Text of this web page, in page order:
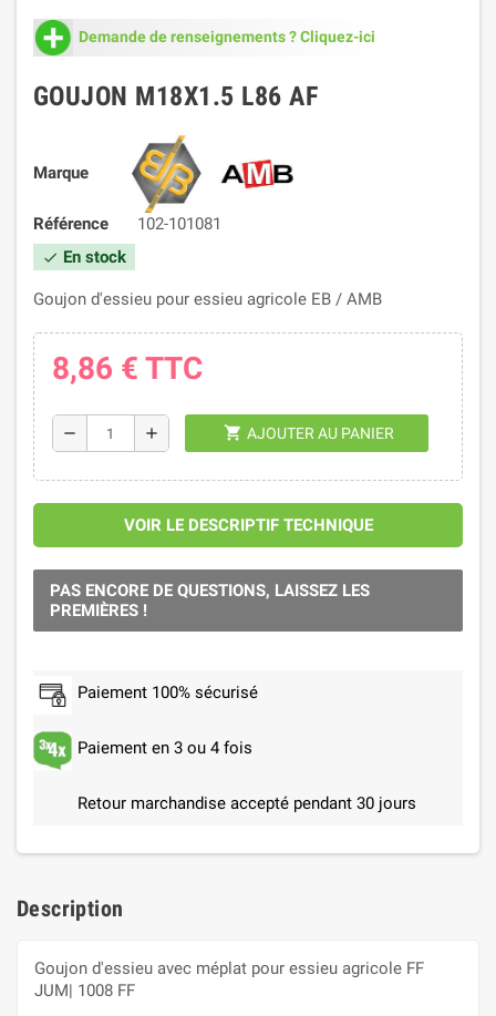
Demande de renseignements ? Cliquez-ici
GOUJON M18X1.5 L86 AF
Marque
Référence 102-101081
check En stock
Goujon d'essieu pour essieu agricole EB / AMB
8,86 € TTC
remove add shopping_cart AJOUTER AU PANIER
VOIR LE DESCRIPTIF TECHNIQUE
PAS ENCORE DE QUESTIONS, LAISSEZ LES
PREMIÈRES !
Paiement 100% sécurisé
Paiement en 3 ou 4 fois
Retour marchandise accepté pendant 30 jours
Description
Goujon d'essieu avec méplat pour essieu agricole FF
JUM| 1008 FF